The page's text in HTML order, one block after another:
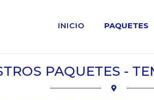
INICIO PAQUETES
PAQUETES -